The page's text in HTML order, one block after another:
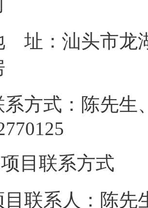
址：汕头市龙
系方式：陈先生
目联系方式
目联系人：陈先